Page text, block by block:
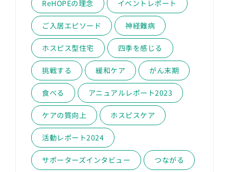
ReHOPEの理念 イベントレポート
ご入居エピソード 神経難病
ホスピス型住宅 四季を感じる
挑戦する 緩和ケア がん末期
食べる アニュアルレポート2023
ケアの質向上 ホスピスケア
活動レポート2024
サポーターズインタビュー つながる